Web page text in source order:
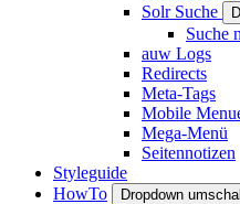
Solr Suche
Suche
auw Logs
Redirects
Meta-Tags
Mobile
Mega-Menü
Seitennotizen
Styleguide
HowTo
Dropdown